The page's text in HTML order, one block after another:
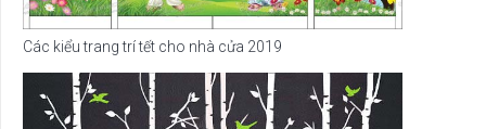
Các kiểu trang trí tết cho nhà cửa 2019